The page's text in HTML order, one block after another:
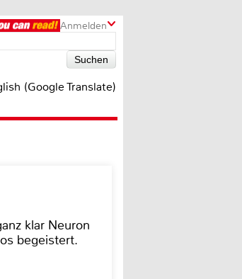
Anmelden
(Google Translate)
klar Neuron
begeistert.